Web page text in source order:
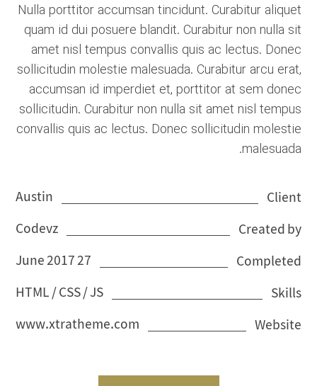
Nulla porttitor accumsan tincidunt. Curabitur aliquet
quam id dui posuere blandit. Curabitur non nulla sit
amet nisl tempus convallis quis ac lectus. Donec
sollicitudin molestie malesuada. Curabitur arcu erat,
accumsan id imperdiet et, porttitor at sem donec
sollicitudin. Curabitur non nulla sit amet nisl tempus
convallis quis ac lectus. Donec sollicitudin molestie
malesuada.
Client
Austin
Created by
Codevz
Completed
27 June 2017
Skills
HTML / CSS / JS
Website
www.xtratheme.com